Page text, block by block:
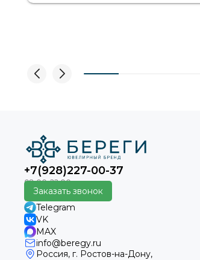
+7(928)227-00-37
Заказать звонок
Telegram
VK
MAX
info@beregy.ru
Россия, г. Ростов-на-Дону,